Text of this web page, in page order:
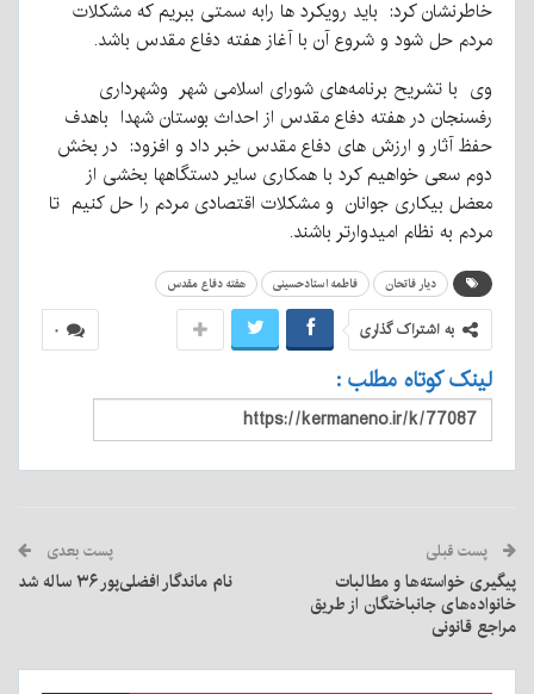
خاطرنشان کرد: باید رویکرد ها رابه سمتی ببریم که مشکلات
مردم حل شود و شروع آن با آغاز هفته دفاع مقدس باشد.
وی با تشریح برنامه‌های شورای اسلامی شهر وشهرداری
رفسنجان در هفته دفاع مقدس از احداث بوستان شهدا باهدف
حفظ آثار و ارزش های دفاع مقدس خبر داد و افزود: در بخش
دوم سعی خواهیم کرد با همکاری سایر دستگاهها بخشی از
معضل بیکاری جوانان و مشکلات اقتصادی مردم را حل کنیم تا
مردم به نظام امیدوارتر باشند.
دیار فاتحان فاطمه استادحسینی هفته دفاع مقدس
۰ به اشتراک گذاری
لینک کوتاه مطلب :
پست قبلی
پیگیری خواسته‌ها و مطالبات
خانواده‌های جانباختگان از طریق
مراجع قانونی
پست بعدی
نام ماندگار افضلی‌پور ۳۶ ساله شد